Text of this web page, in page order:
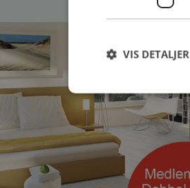
VIS DETALJER
Ytelsescookies
Navn